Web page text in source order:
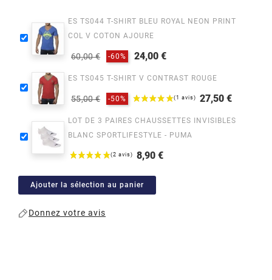
ES TS044 T-SHIRT BLEU ROYAL NEON PRINT
COL V COTON AJOURE
Prix
​​
habituel
60,00 € -60%
Prix 24,00 €
ES TS045 T-SHIRT V CONTRAST ROUGE
Prix
habituel
55,00 € -50%
Prix 27,50 €
LOT DE 3 PAIRES CHAUSSETTES INVISIBLES
BLANC SPORTLIFESTYLE - PUMA
Prix 8,90 €
Ajouter la sélection au panier
Donnez votre avis